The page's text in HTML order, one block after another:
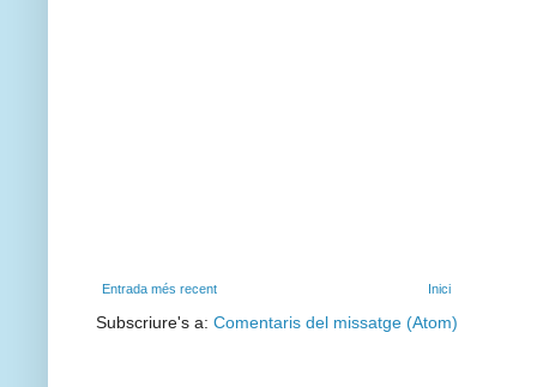
Entrada més recent Inici
Subscriure's a: Comentaris del missatge (Atom)